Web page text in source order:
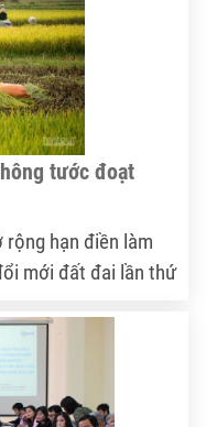
vậy, nhiều nông dân
“chạm tay vào
tước đoạt
hạn điền làm
mới đất đai lần thứ
đâu? Làm sao để